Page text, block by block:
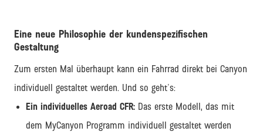
Eine neue Philosophie der kundenspezifischen
Gestaltung
Zum ersten Mal überhaupt kann ein Fahrrad direkt bei Canyon
individuell gestaltet werden. Und so geht's:
Ein individuelles Aeroad CFR: Das erste Modell, das mit
dem MyCanyon Programm individuell gestaltet werden